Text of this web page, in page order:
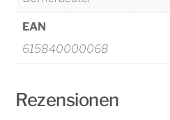
EAN
615840000068
Rezensionen